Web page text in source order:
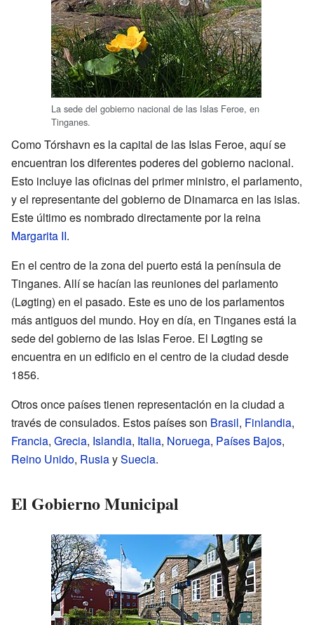
La sede del gobierno nacional de las Islas Feroe, en
Tinganes.
Como Tórshavn es la capital de las Islas Feroe, aquí se
encuentran los diferentes poderes del gobierno nacional.
Esto incluye las oficinas del primer ministro, el parlamento,
y el representante del gobierno de Dinamarca en las islas.
Este último es nombrado directamente por la reina
Margarita II.
En el centro de la zona del puerto está la península de
Tinganes. Allí se hacían las reuniones del parlamento
(Løgting) en el pasado. Este es uno de los parlamentos
más antiguos del mundo. Hoy en día, en Tinganes está la
sede del gobierno de las Islas Feroe. El Løgting se
encuentra en un edificio en el centro de la ciudad desde
1856.
Otros once países tienen representación en la ciudad a
través de consulados. Estos países son Brasil, Finlandia,
Francia, Grecia, Islandia, Italia, Noruega, Países Bajos,
Reino Unido, RusiaySuecia.
El Gobierno Municipal